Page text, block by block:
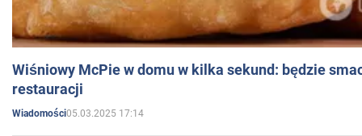
Wiśniowy McPie w domu w kilka sekund: będzie
restauracji
Wiadomości05.03.2025 17:14